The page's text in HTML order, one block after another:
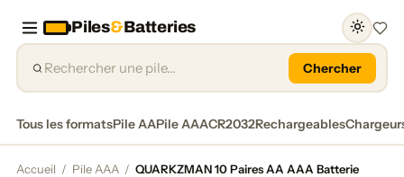
Piles&Batteries
Chercher
Tous les formatsPile AAPile AAACR2032Rechargeables
Accueil / Pile AAA / QUARKZMAN 10 Paires AA AAA Batterie